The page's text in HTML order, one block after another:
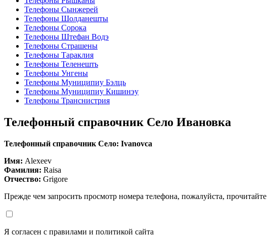
Телефоны Сынжерей
Телефоны Шолданешты
Телефоны Сорока
Телефоны Штефан Водэ
Телефоны Страшены
Телефоны Тараклия
Телефоны Теленешть
Телефоны Унгены
Телефоны Муниципиу Бэлць
Телефоны Муниципиу Кишинэу
Телефоны Транснистрия
Телефонный справочник Село Ивановка
Телефонный справочник Село: Ivanovca
Имя: Alexeev
Фамилия: Raisa
Отчество: Grigore
Прежде чем запросить просмотр номера телефона, пожалуйста, прочитайте
Я согласен с правилами и политикой сайта